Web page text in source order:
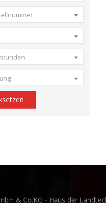
& Co.KG - Haus der